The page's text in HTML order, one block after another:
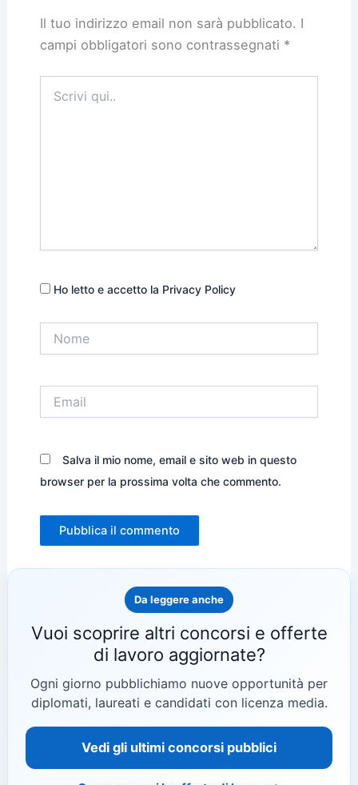
Il tuo indirizzo email non sarà pubblicato. I
campi obbligatori sono contrassegnati *
qui..
Ho letto e accetto la Privacy Policy
Salva il mio nome, email e sito web in questo
browser per la prossima volta che commento.
Da leggere anche
Vuoi scoprire altri concorsi e offerte
di lavoro aggiornate?
Ogni giorno pubblichiamo nuove opportunità per
diplomati, laureati e candidati con licenza media.
Vedi gli ultimi concorsi pubblici